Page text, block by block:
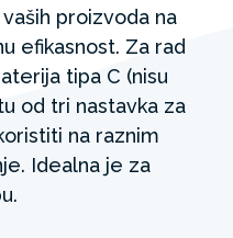
proizvoda na
efikasnost. Za rad
tipa C (nisu
od tri nastavka za
na raznim
Idealna je za